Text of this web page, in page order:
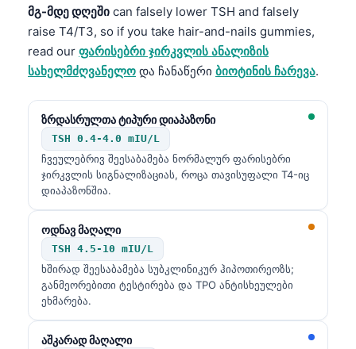
მგ-მდე დღეში can falsely lower TSH and falsely
raise T4/T3, so if you take hair-and-nails gummies,
read our ფარისებრი ჯირკვლის ანალიზის
სახელმძღვანელო და ჩანაწერი ბიოტინის ჩარევა.
ზრდასრულთა ტიპური დიაპაზონი
TSH 0.4-4.0 mIU/L
ჩვეულებრივ შეესაბამება ნორმალურ ფარისებრი
ჯირკვლის სიგნალიზაციას, როცა თავისუფალი T4-იც
დიაპაზონშია.
ოდნავ მაღალი
TSH 4.5-10 mIU/L
ხშირად შეესაბამება სუბკლინიკურ ჰიპოთირეოზს;
განმეორებითი ტესტირება და TPO ანტისხეულები
ეხმარება.
აშკარად მაღალი